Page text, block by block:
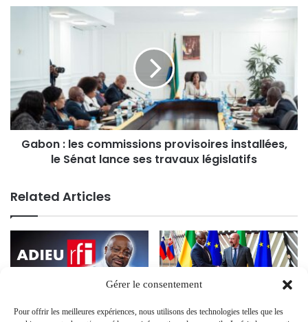
Gérer le consentement
Pour offrir les meilleures expériences, nous utilisons des technologies telles que les
Gabon : les commissions provisoires installées,
le Sénat lance ses travaux législatifs
Related Articles